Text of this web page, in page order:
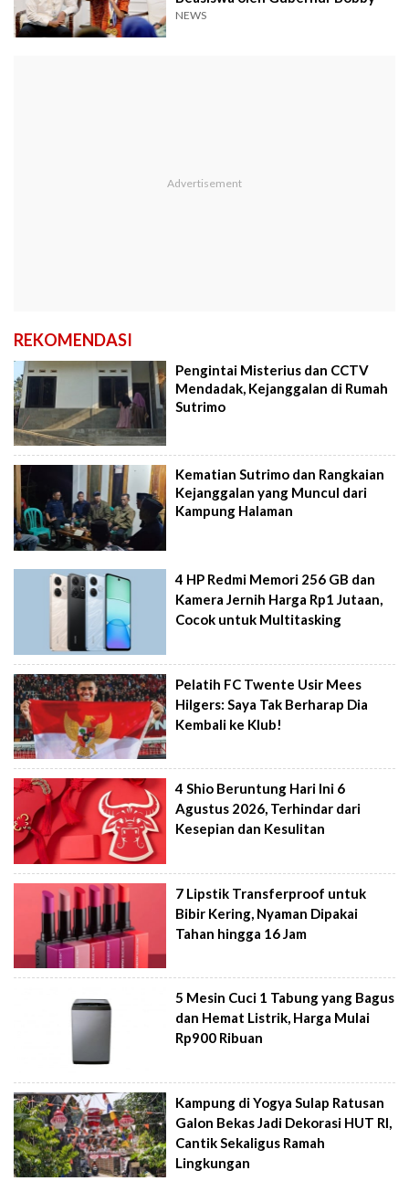
NEWS
REKOMENDASI
Pengintai Misterius dan CCTV
Mendadak, Kejanggalan di Rumah
Sutrimo
Kematian Sutrimo dan Rangkaian
Kejanggalan yang Muncul dari
Kampung Halaman
4 HP Redmi Memori 256 GB dan
Kamera Jernih Harga Rp1 Jutaan,
Cocok untuk Multitasking
Pelatih FC Twente Usir Mees
Hilgers: Saya Tak Berharap Dia
Kembali ke Klub!
4 Shio Beruntung Hari Ini 6
Agustus 2026, Terhindar dari
Kesepian dan Kesulitan
7 Lipstik Transferproof untuk
Bibir Kering, Nyaman Dipakai
Tahan hingga 16 Jam
5 Mesin Cuci 1 Tabung yang Bagus
dan Hemat Listrik, Harga Mulai
Rp900 Ribuan
Kampung di Yogya Sulap Ratusan
Galon Bekas Jadi Dekorasi HUT RI,
Cantik Sekaligus Ramah
Lingkungan